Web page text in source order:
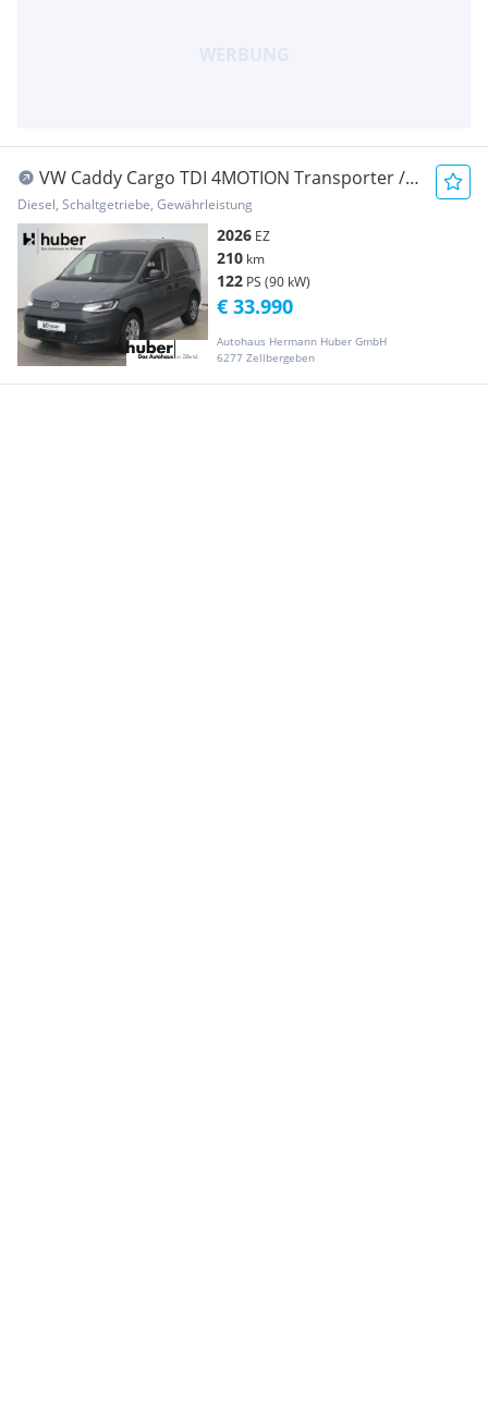
VW Caddy Cargo TDI 4MOTION Transporter /
Kastenwagen
Diesel, Schaltgetriebe, Gewährleistung
2026 EZ
210 km
122 PS (90 kW)
Autohaus Hermann Huber GmbH
6277 Zellbergeben
€ 33.990